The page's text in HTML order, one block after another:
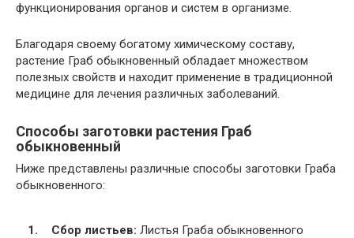
функционирования органов и систем в организме.
Благодаря своему богатому химическому составу,
растение Граб обыкновенный обладает множеством
полезных свойств и находит применение в традиционной
медицине для лечения различных заболеваний.
Способы заготовки растения Граб
обыкновенный
Ниже представлены различные способы заготовки Граба
обыкновенного:
Сбор листьев: Листья Граба обыкновенного